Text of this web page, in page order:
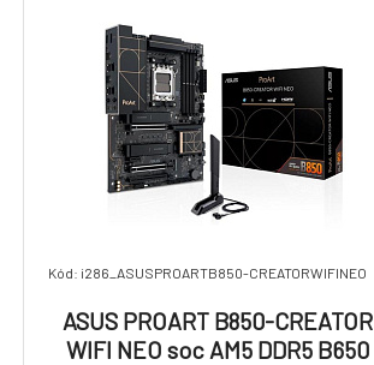
Kód: i286_ASUSPROARTB850-CREATORWIFINEO
ASUS PROART B850-CREATOR
WIFI NEO soc AM5 DDR5 B650